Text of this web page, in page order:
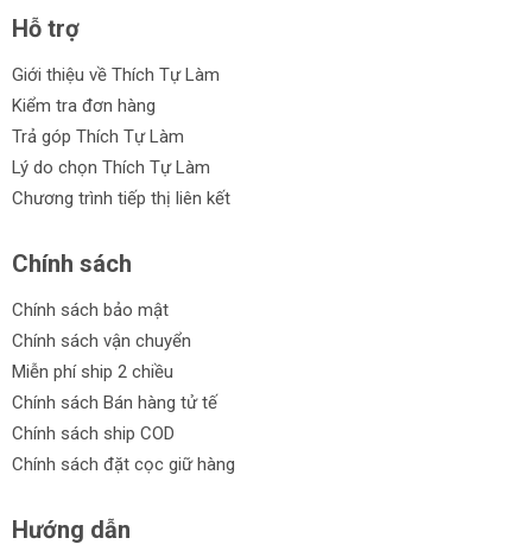
Hỗ trợ
Giới thiệu về Thích Tự Làm
Kiểm tra đơn hàng
Trả góp Thích Tự Làm
Lý do chọn Thích Tự Làm
Chương trình tiếp thị liên kết
Chính sách
Chính sách bảo mật
Chính sách vận chuyển
Miễn phí ship 2 chiều
Chính sách Bán hàng tử tế
Chính sách ship COD
Chính sách đặt cọc giữ hàng
Hướng dẫn